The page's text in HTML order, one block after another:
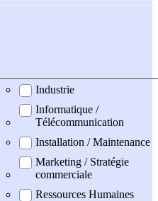
Industrie
Informatique /
Télécommunication
Installation / Maintenance
Marketing / Stratégie
commerciale
Ressources Humaines